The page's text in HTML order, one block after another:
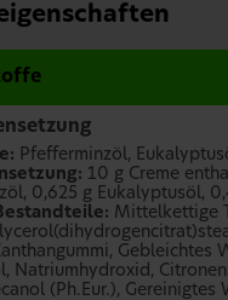
Pfefferminzöl,
10 g Creme
0,625 g Eukalyptusöl,
Mittelkettige
Gebleichtes
Natriumhydroxid,
(Ph.Eur.), Gereinigtes